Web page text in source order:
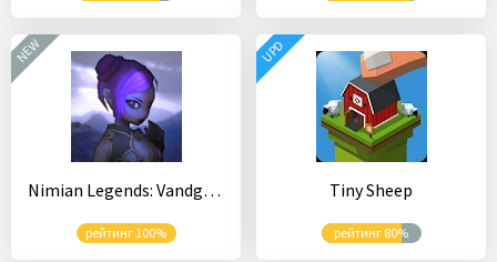
Nimian Legends: Vandgels
рейтинг 100%
NEW
Tiny Sheep
рейтинг 80%
UPD